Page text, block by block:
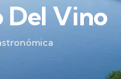
Del Vino